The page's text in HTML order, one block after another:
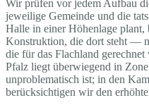
Wir prüfen vor jedem Aufbau
jeweilige Gemeinde und die
Halle in einer Höhenlage plant,
Konstruktion, die dort steht —
die für das Flachland
Pfalz liegt überwiegend in
unproblematisch ist; in den
berücksichtigen wir den